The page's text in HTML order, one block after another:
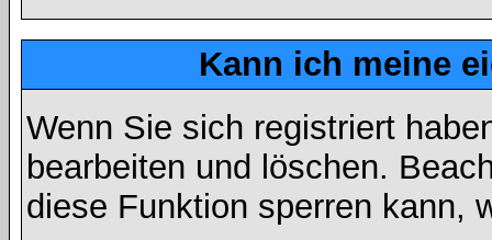
Kann ich meine
Wenn Sie sich registriert
bearbeiten und löschen.
diese Funktion sperren kann,